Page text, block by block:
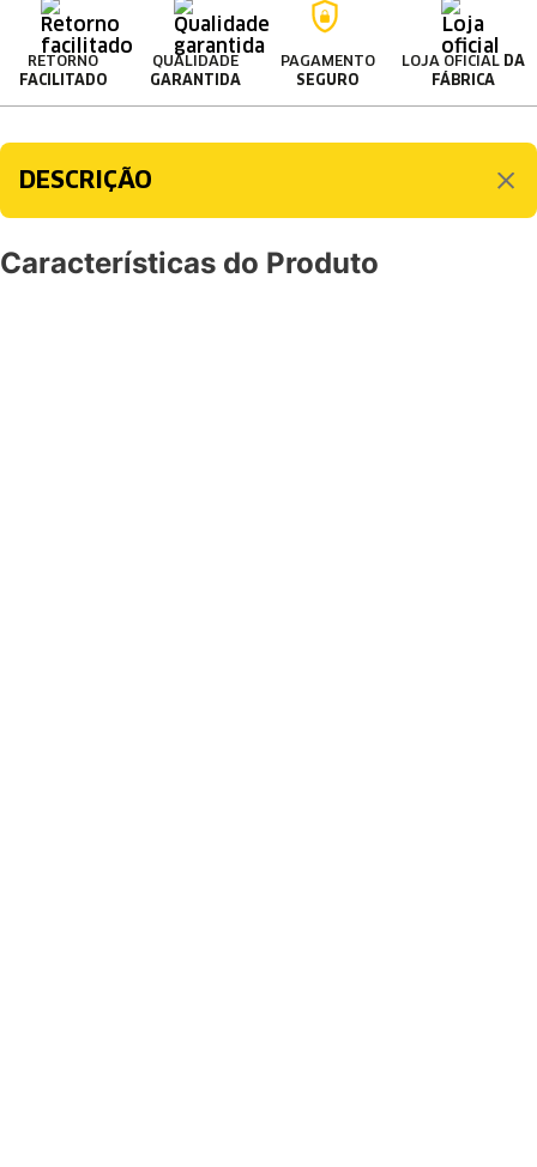
RETORNO
FACILITADO
QUALIDADE
GARANTIDA
PAGAMENTO
SEGURO
LOJA OFICIAL DA
FÁBRICA
DESCRIÇÃO
Características do Produto